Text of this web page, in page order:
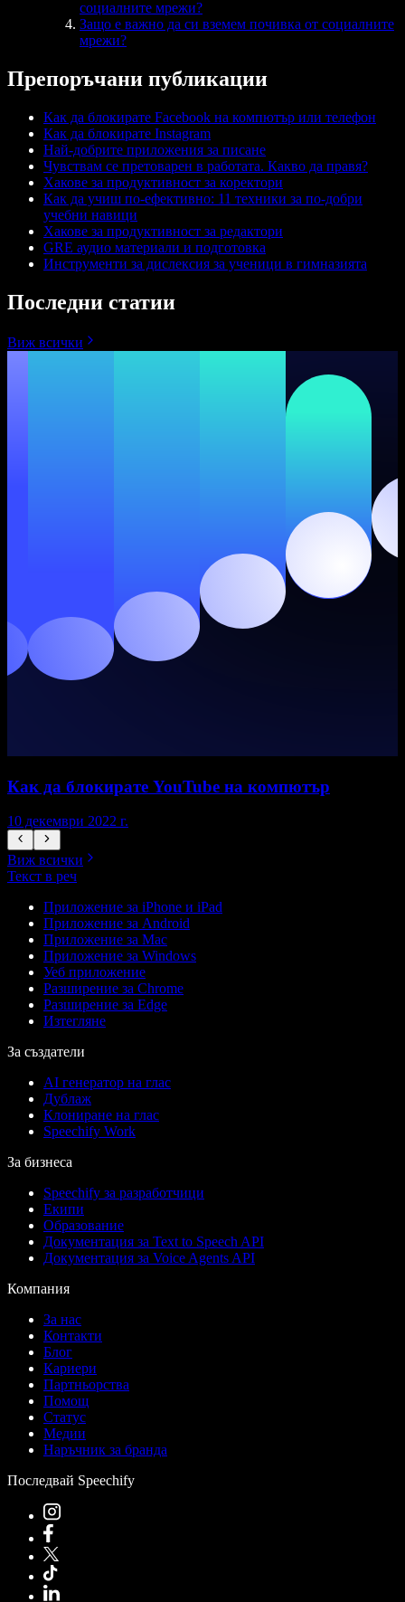
социалните мрежи?
Защо е важно да си вземем почивка от социалните
мрежи?
Препоръчани публикации
Как да блокирате Facebook на компютър или телефон
Как да блокирате Instagram
Най-добрите приложения за писане
Чувствам се претоварен в работата. Какво да правя?
Хакове за продуктивност за коректори
Как да учиш по-ефективно: 11 техники за по-добри
учебни навици
Хакове за продуктивност за редактори
GRE аудио материали и подготовка
Инструменти за дислексия за ученици в гимназията
Последни статии
Виж всички
Как да блокирате YouTube на компютър
10 декември 2022 г.
Виж всички
Текст в реч
Приложение за iPhone и iPad
Приложение за Android
Приложение за Mac
Приложение за Windows
Уеб приложение
Разширение за Chrome
Разширение за Edge
Изтегляне
За създатели
AI генератор на глас
Дублаж
Клониране на глас
Speechify Work
За бизнеса
Speechify за разработчици
Екипи
Образование
Документация за Text to Speech API
Документация за Voice Agents API
Компания
За нас
Контакти
Блог
Кариери
Партньорства
Помощ
Статус
Медии
Наръчник за бранда
Последвай Speechify